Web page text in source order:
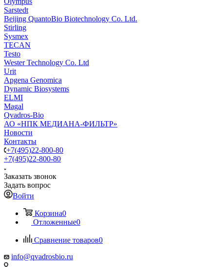
Sarstedt
Beijing QuantoBio Biotechnology Co. Ltd.
Stirling
Sysmex
TECAN
Testo
Wester Technology Co. Ltd
Urit
Apgena Genomica
Dynamic Biosystems
ELMI
Magal
Qvadros-Bio
АО «НПК МЕДИАНА-ФИЛЬТР»
Новости
Контакты
+7(495)22-800-80
+7(495)22-800-80
Заказать звонок
Задать вопрос
Войти
Корзина0
Отложенные0
Сравнение товаров0
info@qvadrosbio.ru